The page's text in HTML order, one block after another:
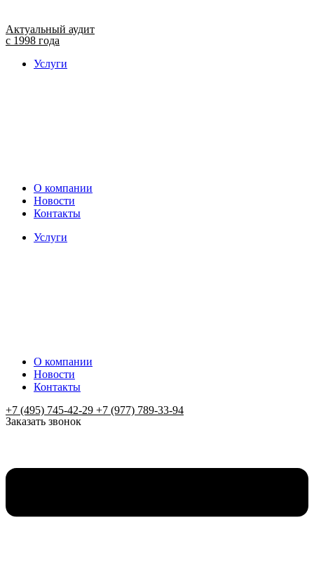
Актуальный аудит
с 1998 года
Услуги
О компании
Новости
Контакты
Услуги
О компании
Новости
Контакты
+7 (495) 745-42-29 +7 (977) 789-33-94
Заказать звонок